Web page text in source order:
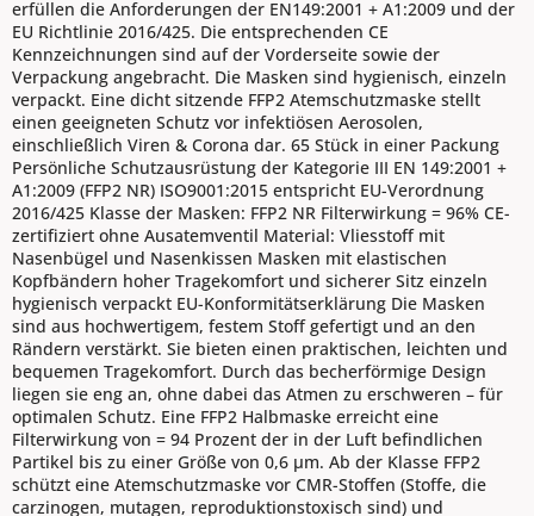
erfüllen die Anforderungen der EN149:2001 + A1:2009 und der
EU Richtlinie 2016/425. Die entsprechenden CE
Kennzeichnungen sind auf der Vorderseite sowie der
Verpackung angebracht. Die Masken sind hygienisch, einzeln
verpackt. Eine dicht sitzende FFP2 Atemschutzmaske stellt
einen geeigneten Schutz vor infektiösen Aerosolen,
einschließlich Viren & Corona dar. 65 Stück in einer Packung
Persönliche Schutzausrüstung der Kategorie III EN 149:2001 +
A1:2009 (FFP2 NR) ISO9001:2015 entspricht EU-Verordnung
2016/425 Klasse der Masken: FFP2 NR Filterwirkung = 96% CE-
zertifiziert ohne Ausatemventil Material: Vliesstoff mit
Nasenbügel und Nasenkissen Masken mit elastischen
Kopfbändern hoher Tragekomfort und sicherer Sitz einzeln
hygienisch verpackt EU-Konformitätserklärung Die Masken
sind aus hochwertigem, festem Stoff gefertigt und an den
Rändern verstärkt. Sie bieten einen praktischen, leichten und
bequemen Tragekomfort. Durch das becherförmige Design
liegen sie eng an, ohne dabei das Atmen zu erschweren – für
optimalen Schutz. Eine FFP2 Halbmaske erreicht eine
Filterwirkung von = 94 Prozent der in der Luft befindlichen
Partikel bis zu einer Größe von 0,6 µm. Ab der Klasse FFP2
schützt eine Atemschutzmaske vor CMR-Stoffen (Stoffe, die
carzinogen, mutagen, reproduktionstoxisch sind) und